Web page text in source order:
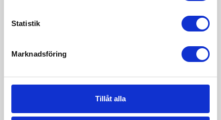
Statistik
Marknadsföring
Tillåt alla